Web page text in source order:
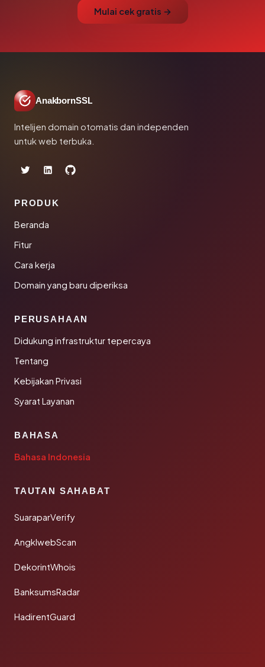
Mulai cek gratis →
AnakbornSSL
Intelijen domain otomatis dan independen
untuk web terbuka.
PRODUK
Beranda
Fitur
Cara kerja
Domain yang baru diperiksa
PERUSAHAAN
Didukung infrastruktur tepercaya
Tentang
Kebijakan Privasi
Syarat Layanan
BAHASA
Bahasa Indonesia
TAUTAN SAHABAT
SuaraparVerify
AngklwebScan
DekorintWhois
BanksumsRadar
HadirentGuard